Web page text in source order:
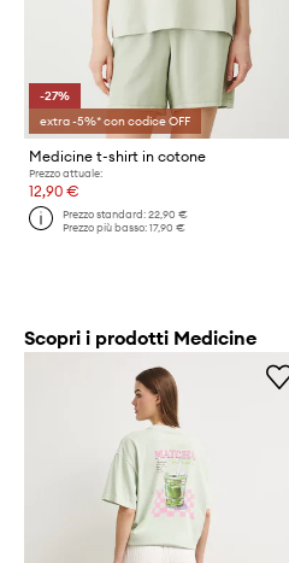
-27%
extra -5%* con codice OFF
Medicine t-shirt in cotone
Prezzo attuale:
12,90 €
Prezzo standard:22,90 €
Prezzo più basso:17,90 €
Scopri i prodotti Medicine